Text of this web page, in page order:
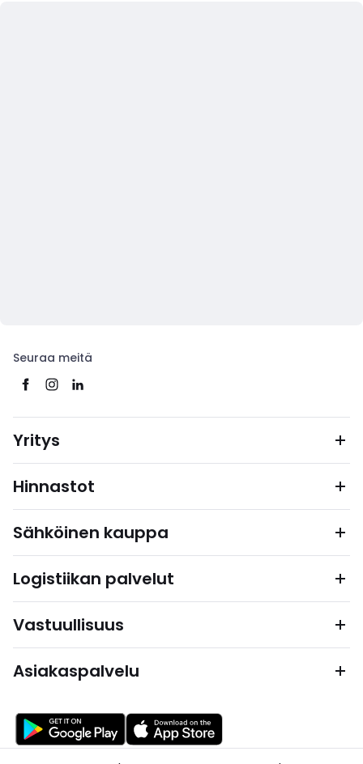
Seuraa meitä
Yritys
Hinnastot
Sähköinen kauppa
Logistiikan palvelut
Vastuullisuus
Asiakaspalvelu